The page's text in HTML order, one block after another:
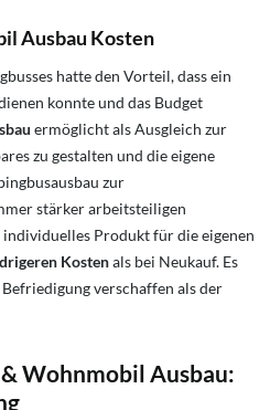
Ausbau Kosten
hatte den Vorteil, dass ein
konnte und das Budget
ermöglicht als Ausgleich zur
zu gestalten und die eigene
zur
stärker arbeitsteiligen
Produkt für die eigenen
Kostenals bei Neukauf. Es
verschaffen als der
Wohnmobil Ausbau: